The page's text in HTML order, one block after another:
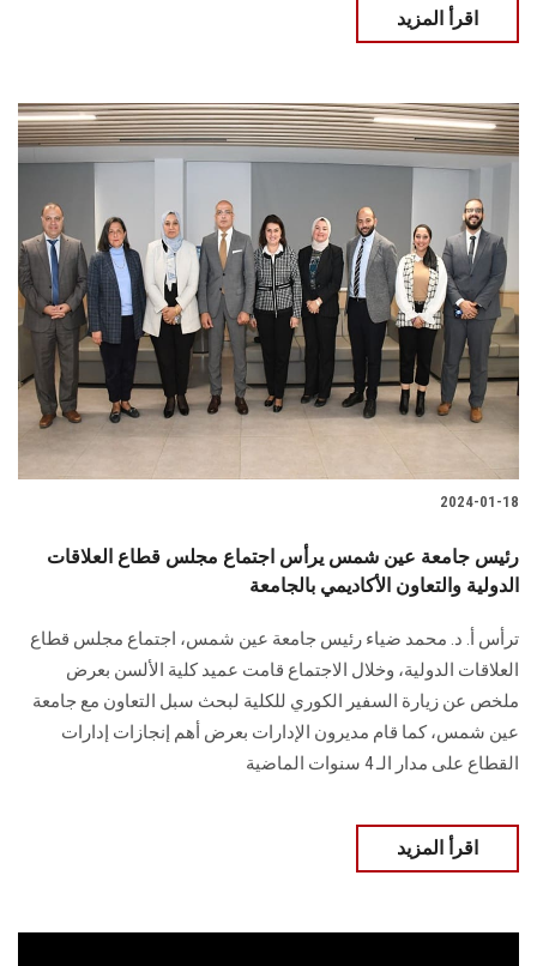
اقرأ المزيد
2024-01-18
رئيس جامعة عين شمس يرأس اجتماع مجلس قطاع العلاقات
الدولية والتعاون الأكاديمي بالجامعة
ترأس أ. د. محمد ضياء رئيس جامعة عين شمس، اجتماع مجلس قطاع
‏العلاقات الدولية، وخلال الاجتماع قامت عميد كلية الألسن بعرض
ملخص عن ‏زيارة السفير الكوري للكلية لبحث سبل التعاون مع جامعة
عين شمس، كما قام مديرون الإدارات ‏بعرض أهم إنجازات إدارات
القطاع على مدار الـ 4 سنوات الماضية
اقرأ المزيد